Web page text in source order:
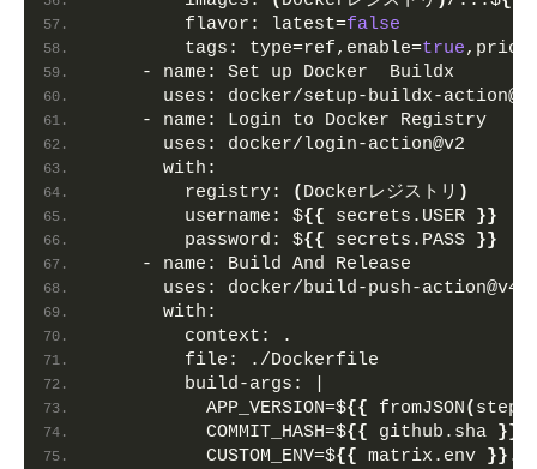
flavor:
latest=false
tags:
type=ref,enable=true
    -
name:
Set up Docker  Buildx
uses:
docker/setup-buildx-
    -
name:
Login
uses:
docker/login-action@v2
with:
registry:
( Dockerレジストリ )
username:
${{ secrets.USER }}
password:
${{ secrets.PASS }}
    -
name:
Build
uses:
docker/build-push-action@v4
with:
context:
.
file:
./Dockerfile
build-args:
          APP_VERSION=$
{{ fromJSON(
          COMMIT_HASH=$
{{ github.sha }}
          CUSTOM_ENV=$
{{ matrix.env }}